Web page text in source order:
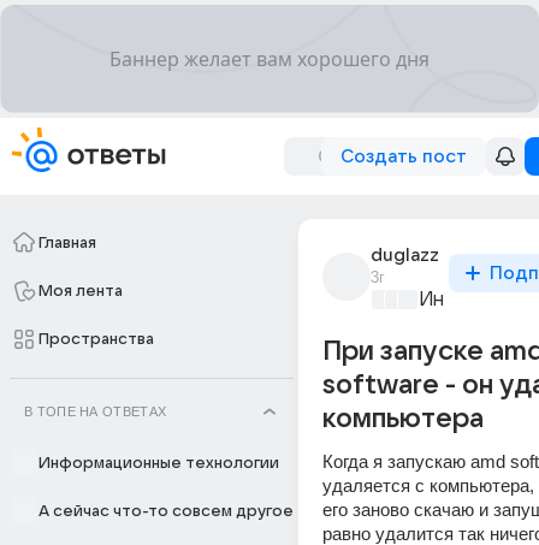
Создать пост
Главная
Моя лента
Пространства
В ТОПЕ НА ОТВЕТАХ
Информационные технологии
А сейчас что-то совсем другое
duglazz
3г
При запуске
software - он
компьютера
Когда я запускаю amd
удаляется с
его заново скачаю и
равно удалится так